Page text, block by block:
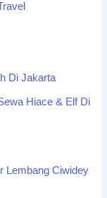
Di Jakarta
Hiace & Elf Di
Lembang Ciwidey